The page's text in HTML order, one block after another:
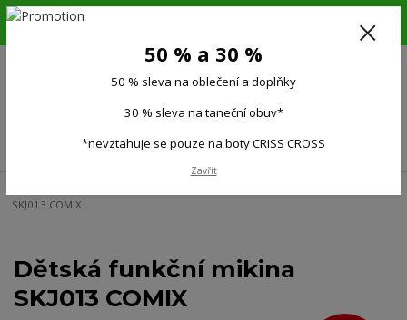
6.-16.8.26. DOVOLENÁ !!! 50 % SLEVA na všechno oblečení a doplňky !!!
(Po-Pá 9:00-15.00)
SKJ013 COMIX
Dětská funkční mikina
SKJ013 COMIX
50 % a 30 %
50 % sleva na oblečení a doplňky
30 % sleva na taneční obuv*
*nevztahuje se pouze na boty CRISS CROSS
Zavřít